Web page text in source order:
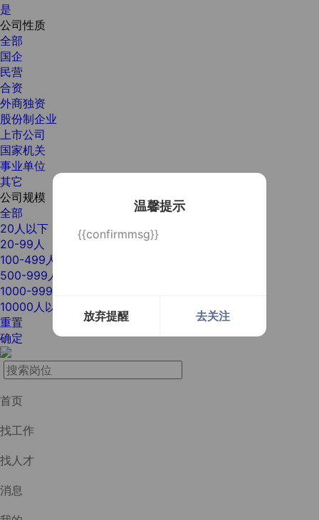
温馨提示
{{confirmmsg}}
放弃提醒 去关注
是
公司性质
全部
国企
民营
合资
外商独资
股份制企业
上市公司
国家机关
事业单位
其它
公司规模
全部
20人以下
20-99人
100-499人
500-999人
1000-9999人
10000人以上
重置
确定
首页
找工作
找人才
消息